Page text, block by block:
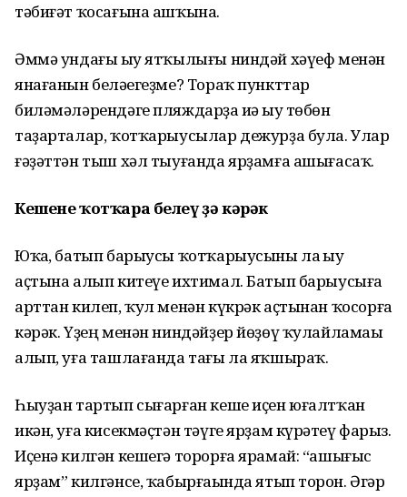
тәбиғәт ҡосағына ашҡына.
Әммә ундағы һыу ятҡылығы ниндәй хәүеф менән
янағанын беләһегеҙме? Тораҡ пункттар
биләмәләрендәге пляждарҙа иһә һыу төбөн
таҙарталар, ҡотҡарыусылар дежурҙа була. Улар
ғәҙәттән тыш хәл тыуғанда ярҙамға ашығасаҡ.
Кешене ҡотҡара белеү ҙә кәрәк
Юҡһа, батып барыусы ҡотҡарыусыны ла һыу
аҫтына алып китеүе ихтимал. Батып барыусыға
арттан килеп, ҡул менән күкрәк аҫтынан ҡосорға
кәрәк. Үҙең менән ниндәйҙер йөҙөү ҡулайламаһы
алып, уға ташлағанда тағы ла яҡшыраҡ.
Һыуҙан тартып сығарған кеше иҫен юғалтҡан
икән, уға кисекмәҫтән тәүге ярҙам күрһәтеү фарыз.
Иҫенә килгән кешегә торорға ярамай: “ашығыс
ярҙам” килгәнсе, ҡабырғаһында ятып торһон. Әгәр